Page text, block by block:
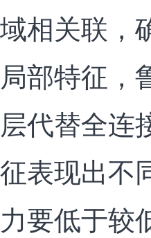
域相关联，
局部特征，
层代替全连
征表现出不
力要低于较